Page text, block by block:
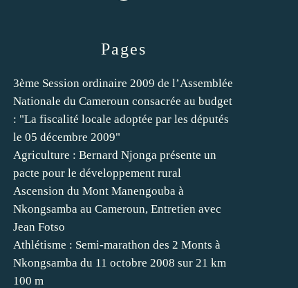
Pages
3ème Session ordinaire 2009 de l’Assemblée
Nationale du Cameroun consacrée au budget
: "La fiscalité locale adoptée par les députés
le 05 décembre 2009"
Agriculture : Bernard Njonga présente un
pacte pour le développement rural
Ascension du Mont Manengouba à
Nkongsamba au Cameroun, Entretien avec
Jean Fotso
Athlétisme : Semi-marathon des 2 Monts à
Nkongsamba du 11 octobre 2008 sur 21 km
100 m